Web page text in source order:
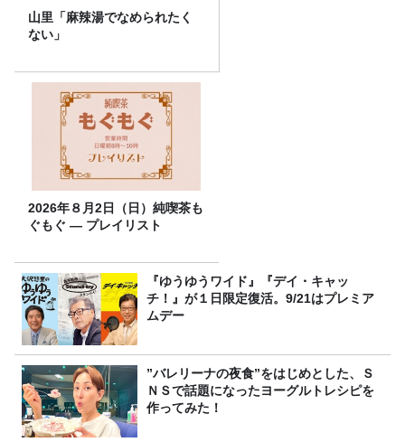
山里「麻辣湯でなめられたく
ない」
2026年８月2日（日）純喫茶も
ぐもぐ ― プレイリスト
『ゆうゆうワイド』『デイ・キャッ
チ！』が１日限定復活。9/21はプレミア
ムデー
”バレリーナの夜食”をはじめとした、Ｓ
ＮＳで話題になったヨーグルトレシピを
作ってみた！